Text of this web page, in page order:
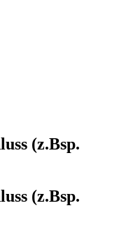
(z.Bsp.
(z.Bsp.